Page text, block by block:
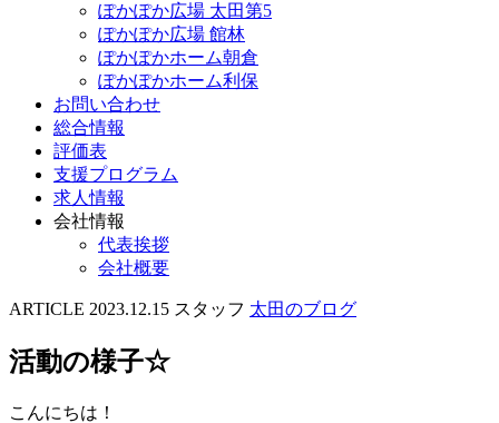
ぽかぽか広場 太田第5
ぽかぽか広場 館林
ぽかぽかホーム朝倉
ぽかぽかホーム利保
お問い合わせ
総合情報
評価表
支援プログラム
求人情報
会社情報
代表挨拶
会社概要
ARTICLE 2023.12.15 スタッフ 太田のブログ
活動の様子☆
こんにちは！